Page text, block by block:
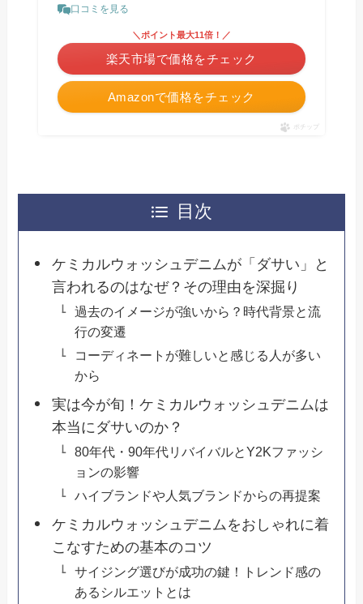
口コミを見る
Amazonで価格をチェック
＼ポイント最大11倍！／
楽天市場で価格をチェック
ポチップ
目次
ケミカルウォッシュデニムが「ダサい」と
言われるのはなぜ？その理由を深掘り
過去のイメージが強いから？時代背景と流
行の変遷
コーディネートが難しいと感じる人が多い
から
実は今が旬！ケミカルウォッシュデニムは
本当にダサいのか？
80年代・90年代リバイバルとY2Kファッシ
ョンの影響
ハイブランドや人気ブランドからの再提案
ケミカルウォッシュデニムをおしゃれに着
こなすための基本のコツ
サイジング選びが成功の鍵！トレンド感の
あるシルエットとは